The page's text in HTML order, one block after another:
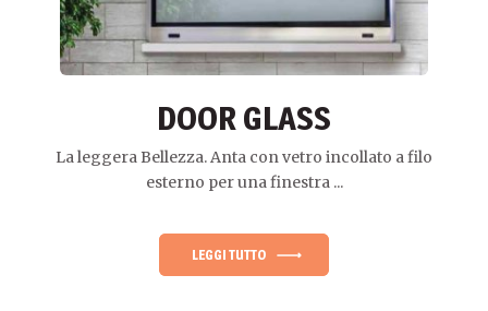
DOOR GLASS
La leggera Bellezza. Anta con vetro incollato a filo
esterno per una finestra ...
LEGGI TUTTO